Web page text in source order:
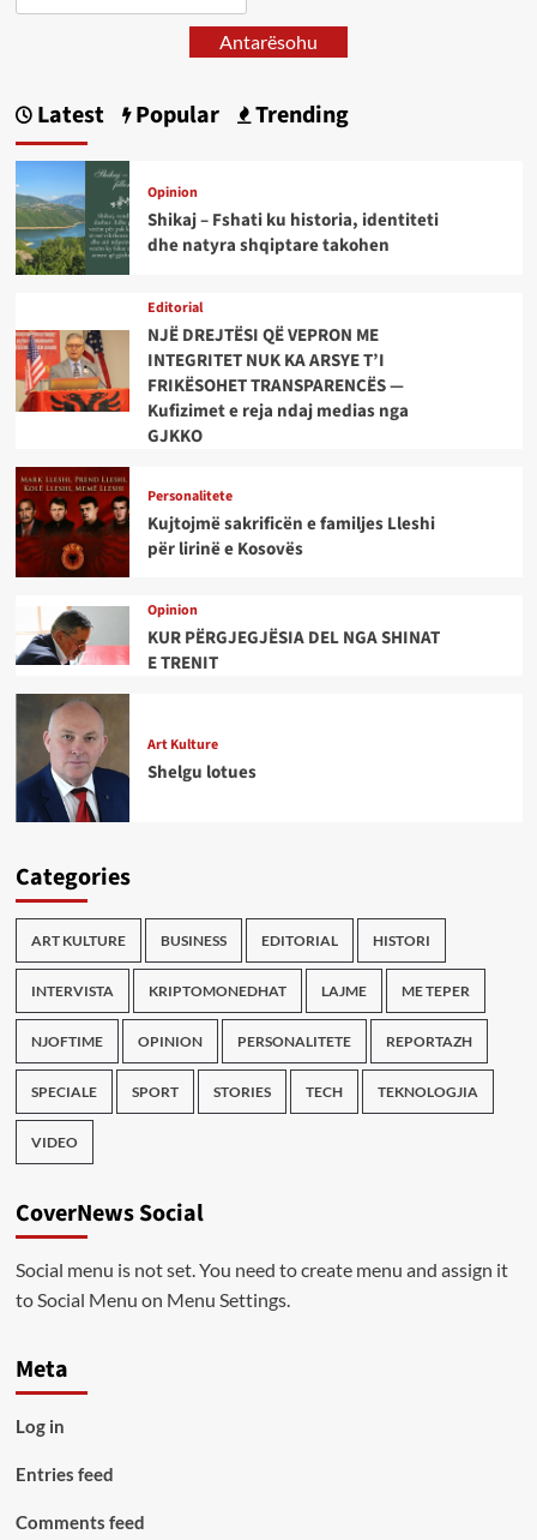
Antarësohu
Latest Popular Trending
Opinion
Shikaj – Fshati ku historia, identiteti
dhe natyra shqiptare takohen
Editorial
NJË DREJTËSI QË VEPRON ME
INTEGRITET NUK KA ARSYE T’I
FRIKËSOHET TRANSPARENCËS —
Kufizimet e reja ndaj medias nga
GJKKO
Personalitete
Kujtojmë sakrificën e familjes Lleshi
për lirinë e Kosovës
Opinion
KUR PËRGJEGJËSIA DEL NGA SHINAT
E TRENIT
Art Kulture
Shelgu lotues
Categories
ART KULTURE BUSINESS EDITORIAL HISTORI
INTERVISTA KRIPTOMONEDHAT LAJME ME TEPER
NJOFTIME OPINION PERSONALITETE REPORTAZH
SPECIALE SPORT STORIES TECH TEKNOLOGJIA
VIDEO
CoverNews Social
Social menu is not set. You need to create menu and assign it
to Social Menu on Menu Settings.
Meta
Log in
Entries feed
Comments feed